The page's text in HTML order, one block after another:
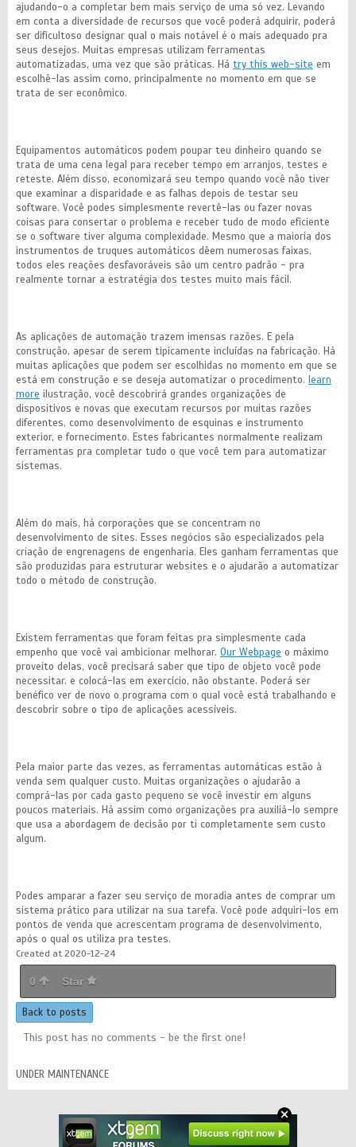
ajudando-o a completar bem mais serviço de uma só vez. Levando
em conta a diversidade de recursos que você poderá adquirir, poderá
ser dificultoso designar qual o mais notável é o mais adequado pra
seus desejos. Muitas empresas utilizam ferramentas
automatizadas, uma vez que são práticas. Há try this web-site em
escolhê-las assim como, principalmente no momento em que se
trata de ser econômico.
Equipamentos automáticos podem poupar teu dinheiro quando se
trata de uma cena legal para receber tempo em arranjos, testes e
reteste. Além disso, economizará seu tempo quando você não tiver
que examinar a disparidade e as falhas depois de testar seu
software. Você podes simplesmente revertê-las ou fazer novas
coisas para consertar o problema e receber tudo de modo eficiente
se o software tiver alguma complexidade. Mesmo que a maioria dos
instrumentos de truques automáticos dêem numerosas faixas,
todos eles reações desfavoráveis são um centro padrão - pra
realmente tornar a estratégia dos testes muito mais fácil.
As aplicações de automação trazem imensas razões. E pela
construção, apesar de serem tipicamente incluídas na fabricação. Há
muitas aplicações que podem ser escolhidas no momento em que se
está em construção e se deseja automatizar o procedimento. learn
more ilustração, você descobrirá grandes organizações de
dispositivos e novas que executam recursos por muitas razões
diferentes, como desenvolvimento de esquinas e instrumento
exterior, e fornecimento. Estes fabricantes normalmente realizam
ferramentas pra completar tudo o que você tem para automatizar
sistemas.
Além do mais, há corporações que se concentram no
desenvolvimento de sites. Esses negócios são especializados pela
criação de engrenagens de engenharia. Eles ganham ferramentas que
são produzidas para estruturar websites e o ajudarão a automatizar
todo o método de construção.
Existem ferramentas que foram feitas pra simplesmente cada
empenho que você vai ambicionar melhorar. Our Webpage o máximo
proveito delas, você precisará saber que tipo de objeto você pode
necessitar. e colocá-las em exercício, não obstante. Poderá ser
benéfico ver de novo o programa com o qual você está trabalhando e
descobrir sobre o tipo de aplicações acessíveis.
Pela maior parte das vezes, as ferramentas automáticas estão à
venda sem qualquer custo. Muitas organizações o ajudarão a
comprá-las por cada gasto pequeno se você investir em alguns
poucos materiais. Há assim como organizações pra auxiliá-lo sempre
que usa a abordagem de decisão por ti completamente sem custo
algum.
Podes amparar a fazer seu serviço de moradia antes de comprar um
sistema prático para utilizar na sua tarefa. Você pode adquiri-los em
pontos de venda que acrescentam programa de desenvolvimento,
após o qual os utiliza pra testes.
Created at 2020-12-24
0 Star
Back to posts
This post has no comments - be the first one!
UNDER MAINTENANCE